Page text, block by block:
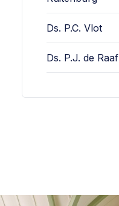
Ds. P.C. Vlot
Ds. P.J. de Raaf